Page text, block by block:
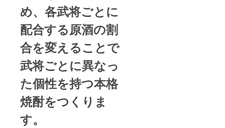
め、各武将ごとに
配合する原酒の割
合を変えることで
武将ごとに異なっ
た個性を持つ本格
焼酎をつくりま
す。